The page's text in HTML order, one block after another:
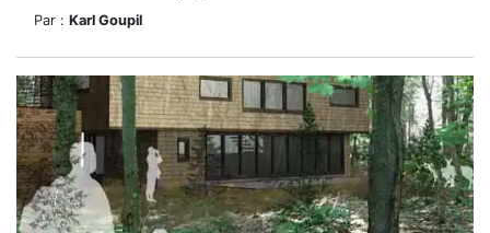
Par : Karl Goupil